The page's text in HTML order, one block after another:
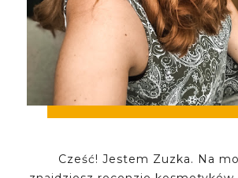
Cześć! Jestem Zuzka. Na